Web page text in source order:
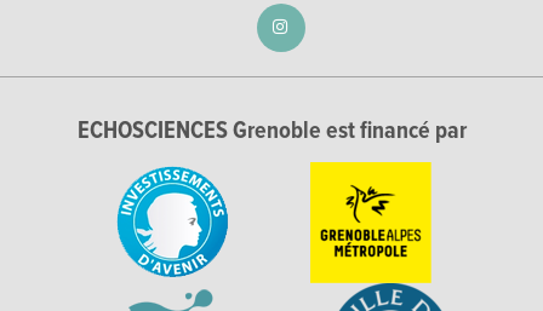
ECHOSCIENCES Grenoble est financé par